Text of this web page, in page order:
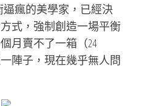
逼瘋的美學家，已經決
式，強制創造一場平衡
月賣不了一箱（24
陣子，現在幾乎無人問